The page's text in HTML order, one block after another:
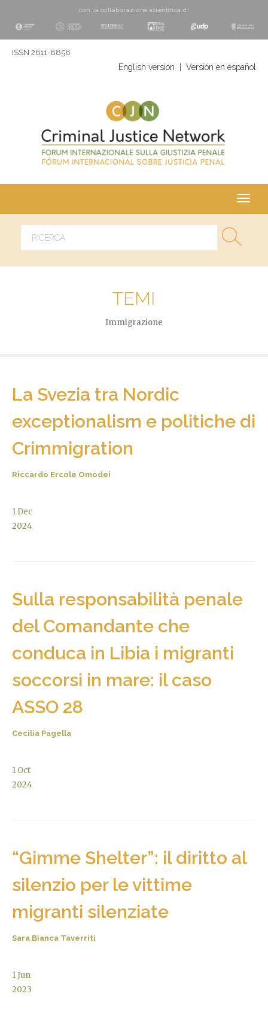
con la collaborazione scientifica di
ISSN 2611-8858
English version Versión en español
TEMI
Immigrazione
La Svezia tra Nordic
exceptionalism e politiche di
Crimmigration
Riccardo Ercole Omodei
1 Dec
2024
Sulla responsabilità penale
del Comandante che
conduca in Libia i migranti
soccorsi in mare: il caso
ASSO 28
Cecilia Pagella
1 Oct
2024
“Gimme Shelter”: il diritto al
silenzio per le vittime
migranti silenziate
Sara Bianca Taverriti
1Jun
2023